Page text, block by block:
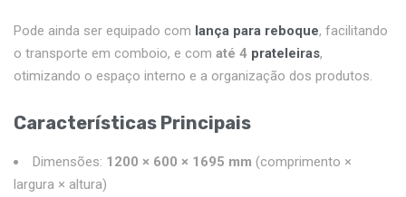
Pode ainda ser equipado com lança para reboque, facilitando
o transporte em comboio, e com até 4 prateleiras,
otimizando o espaço interno e a organização dos produtos.
Características Principais
Dimensões: 1200 × 600 × 1695 mm (comprimento ×
largura × altura)